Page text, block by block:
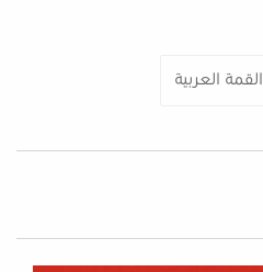
القمة العربية